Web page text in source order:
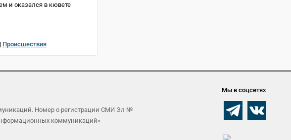
и оказался в кювете
Происшествия
Номер о регистрации СМИ Эл №
коммуникаций»
Мы в соцсетях